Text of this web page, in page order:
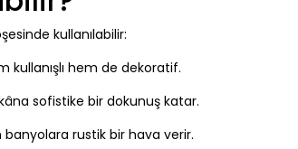
kullanılabilir:
kullanışlı hem de dekoratif.
sofistike bir dokunuş katar.
banyolara rustik bir hava verir.